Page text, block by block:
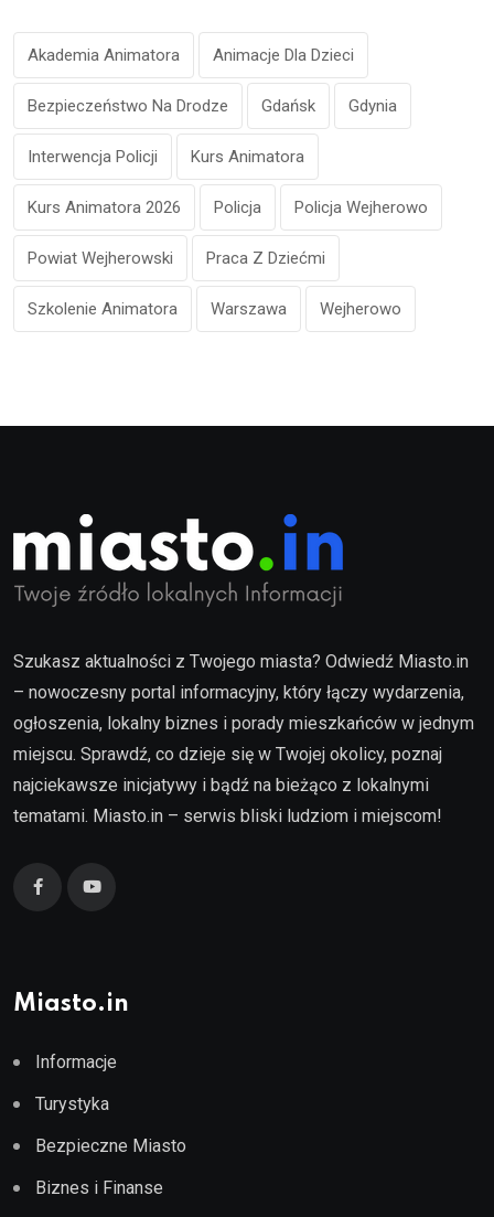
Akademia Animatora Animacje Dla Dzieci
Bezpieczeństwo Na Drodze Gdańsk Gdynia
Interwencja Policji Kurs Animatora
Kurs Animatora 2026 Policja Policja Wejherowo
Powiat Wejherowski Praca Z Dziećmi
Szkolenie Animatora Warszawa Wejherowo
Szukasz aktualności z Twojego miasta? Odwiedź Miasto.in
– nowoczesny portal informacyjny, który łączy wydarzenia,
ogłoszenia, lokalny biznes i porady mieszkańców w jednym
miejscu. Sprawdź, co dzieje się w Twojej okolicy, poznaj
najciekawsze inicjatywy i bądź na bieżąco z lokalnymi
tematami. Miasto.in – serwis bliski ludziom i miejscom!
Miasto.in
Informacje
Turystyka
Bezpieczne Miasto
Biznes i Finanse